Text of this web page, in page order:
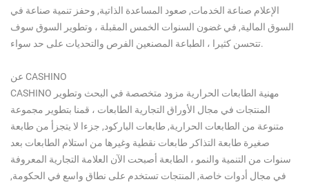
الإعلام صناعة الخدمات, صعود المساعدة الذاتية, وحفز تنمية صناعة في
السوق المالية, في غضون السنوات الخمس المقبلة ، وتطوير السوق سوف
تتحسن كثيرا ، الطباعة المصنعين الفرص والتحديات على حد سواء.
عن CASHINO
CASHINO مهنية الطابعات الحرارية مزود متخصصة في البحث وتطوير
المنتجات في مجال الأوراق التجارية الطابعات ، قمنا بتطوير مجموعة
متنوعة من الطابعات الحرارية, طابعات الباركود, جزءا لا يتجزأ من طابعة
صغيرة طابعة التذاكر طابعات نقطية وغيرها من استلام الطابعات بعد
سنوات من التنمية والنمو ، الطابعة أصبحت الآن العلامة التجارية المعروفة
في مجال أدوات خاصة, المنتجات تستخدم على نطاق واسع في الحكومة,